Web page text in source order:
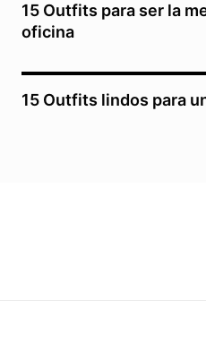
15 Outfits para ser la
oficina
15 Outfits lindos para